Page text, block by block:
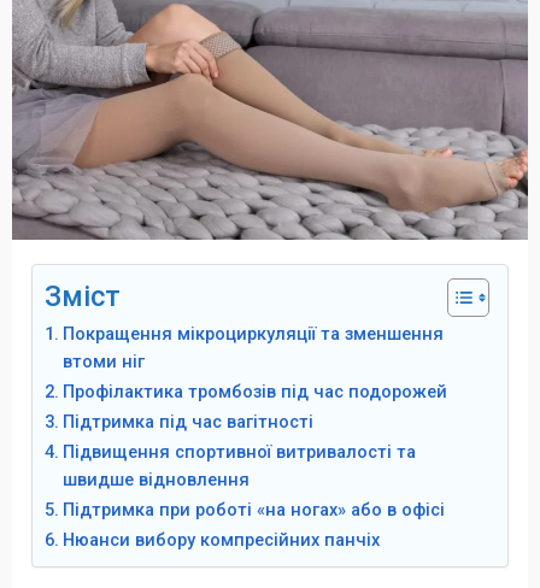
Зміст
Покращення мікроциркуляції та зменшення
втоми ніг
Профілактика тромбозів під час подорожей
Підтримка під час вагітності
Підвищення спортивної витривалості та
швидше відновлення
Підтримка при роботі «на ногах» або в офісі
Нюанси вибору компресійних панчіх